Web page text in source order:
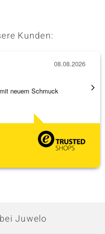
Kunden:
neuem Schmuck
08.08.2026
Juwelo